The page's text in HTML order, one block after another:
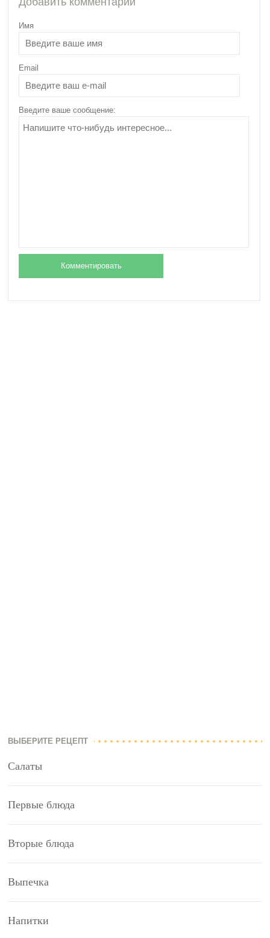
Имя
Email
Введите ваше сообщение:
ВЫБЕРИТЕ РЕЦЕПТ
Салаты
Первые блюда
Вторые блюда
Выпечка
Напитки